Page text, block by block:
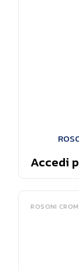
Accedi
ROSONI